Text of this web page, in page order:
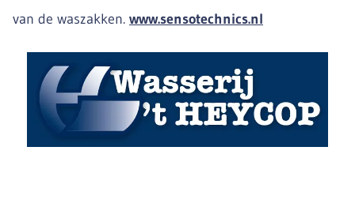
van de waszakken. www.sensotechnics.nl